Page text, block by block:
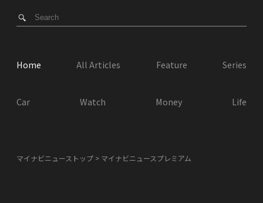
Home All Articles Feature Series
Car Watch Money Life
マイナビニューストップ マイナビニュースプレミアム